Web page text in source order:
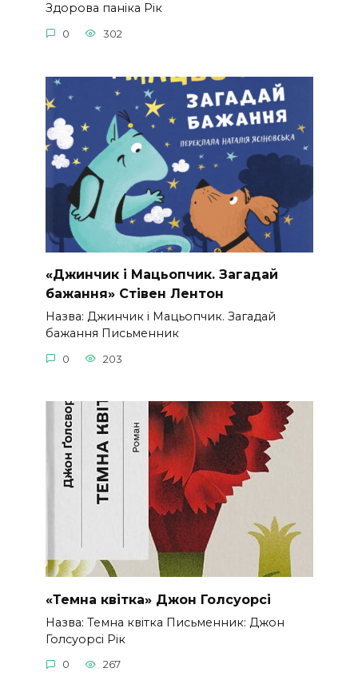
Здорова паніка Рік
0 302
«Джинчик і Мацьопчик. Загадай
бажання» Стівен Лентон
Назва: Джинчик і Мацьопчик. Загадай
бажання Письменник
0 203
«Темна квітка» Джон Голсуорсі
Назва: Темна квітка Письменник: Джон
Голсуорсі Рік
0 267